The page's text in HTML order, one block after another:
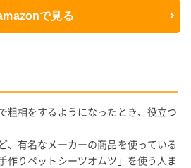
で見る
粗相をするようになったとき、役立つ
、有名なメーカーの商品を使っている
作りペットシーツオムツ」を使う人ま